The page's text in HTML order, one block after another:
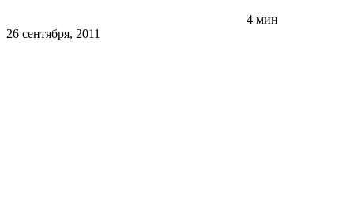
4 мин
26 сентября, 2011